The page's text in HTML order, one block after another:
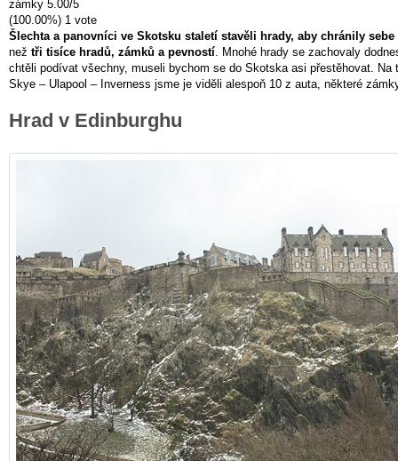
zámky 5.00/5
(100.00%) 1 vote
Šlechta a panovníci ve Skotsku staletí stavěli hrady, aby chránily
než tři tisíce hradů, zámků a pevností . Mnohé hrady se zachovaly
chtěli podívat všechny, museli bychom se do Skotska asi přestěhovat.
Skye – Ulapool – Inverness jsme je viděli alespoň 10 z auta, některé
Hrad v Edinburghu